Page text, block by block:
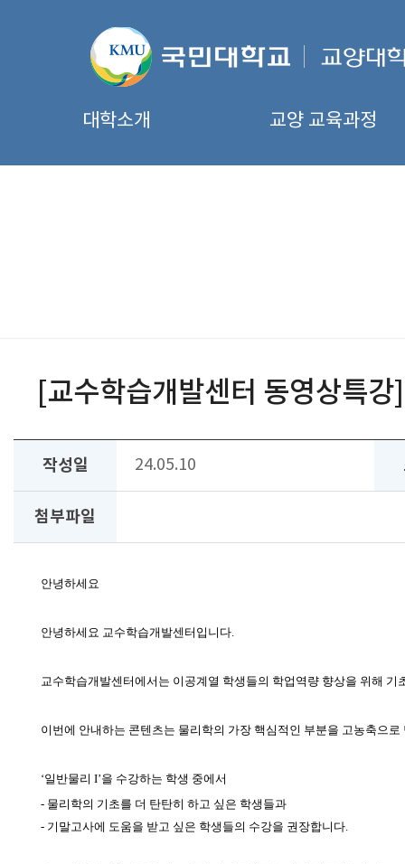
대학소개 교양 교육과정
[교수학습개발센터 동영상특
작성일 24.05.10
첨부파일
안녕하세요
안녕하세요 교수학습개발센터입니다.
교수학습개발센터에서는 이공계열 학생들의 학업역량 향상을 위해 기
이번에 안내하는 콘텐츠는 물리학의 가장 핵심적인 부분을 고농축으로
‘일반물리 I’을 수강하는 학생 중에서
- 물리학의 기초를 더 탄탄히 하고 싶은 학생들과
- 기말고사에 도움을 받고 싶은 학생들의 수강을 권장합니다.